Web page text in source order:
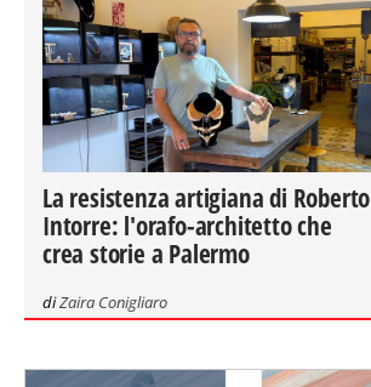
La resistenza artigiana di Roberto
Intorre: l'orafo-architetto che
crea storie a Palermo
diZaira Conigliaro